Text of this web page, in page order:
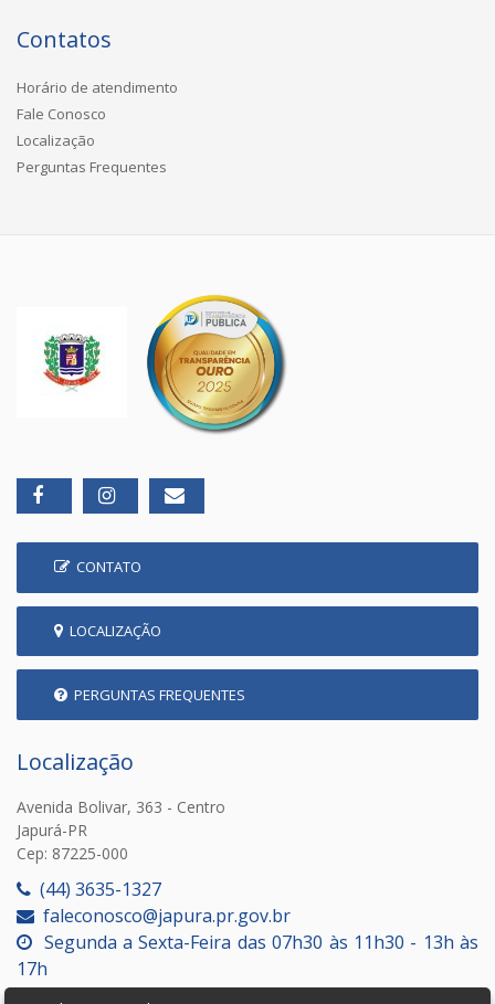
Contatos
Horário de atendimento
Fale Conosco
Localização
Perguntas Frequentes
CONTATO
LOCALIZAÇÃO
PERGUNTAS FREQUENTES
Localização
Avenida Bolivar, 363 - Centro
Japurá-PR
Cep: 87225-000
(44) 3635-1327
faleconosco@japura.pr.gov.br
Segunda a Sexta-Feira das 07h30 às 11h30 - 13h às
17h